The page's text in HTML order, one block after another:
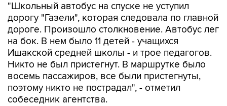
"Школьный автобус на спуске не уступил
дорогу "Газели", которая следовала по главной
дороге. Произошло столкновение. Автобус лег
на бок. В нем было 11 детей - учащихся
Ишакской средней школы - и трое педагогов.
Никто не был пристегнут. В маршрутке было
восемь пассажиров, все были пристегнуты,
поэтому никто не пострадал", - отметил
собеседник агентства.